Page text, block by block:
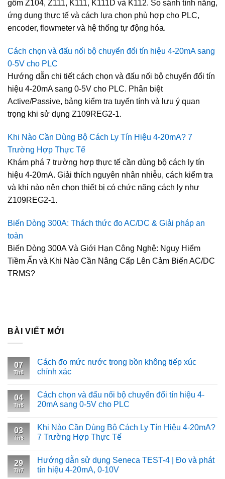
gồm Z104, Z111, K111, K111D và K112. So sánh tính năng,
ứng dụng thực tế và cách lựa chọn phù hợp cho PLC,
encoder, flowmeter và hệ thống tự động hóa.
Cách chọn và đấu nối bộ chuyển đổi tín hiệu 4-20mA sang
0-5V cho PLC
Hướng dẫn chi tiết cách chọn và đấu nối bộ chuyển đổi tín
hiệu 4-20mA sang 0-5V cho PLC. Phân biệt
Active/Passive, bảng kiểm tra tuyến tính và lưu ý quan
trọng khi sử dụng Z109REG2-1.
Khi Nào Cần Dùng Bộ Cách Ly Tín Hiệu 4-20mA? 7
Trường Hợp Thực Tế
Khám phá 7 trường hợp thực tế cần dùng bộ cách ly tín
hiệu 4-20mA. Giải thích nguyên nhân nhiễu, cách kiểm tra
và khi nào nên chọn thiết bị có chức năng cách ly như
Z109REG2-1.
Biến Dòng 300A: Thách thức đo AC/DC & Giải pháp an
toàn
Biến Dòng 300A Và Giới Hạn Công Nghệ: Nguy Hiểm
Tiềm Ẩn và Khi Nào Cần Nâng Cấp Lên Cảm Biến AC/DC
TRMS?
BÀI VIẾT MỚI
07
Th8
Cách đo mức nước trong bồn không tiếp xúc
chính xác
04
Th8
Cách chọn và đấu nối bộ chuyển đổi tín hiệu 4-
20mA sang 0-5V cho PLC
03
Th8
Khi Nào Cần Dùng Bộ Cách Ly Tín Hiệu 4-20mA?
7 Trường Hợp Thực Tế
29
Th7
Hướng dẫn sử dụng Seneca TEST-4 | Đo và phát
tín hiệu 4-20mA, 0-10V